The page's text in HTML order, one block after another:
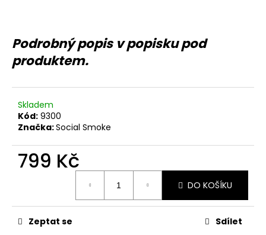
Podrobný popis v popisku pod
produktem.
Skladem
Kód: 9300
Značka:Social Smoke
799 Kč
DO KOŠÍKU
Zeptat se Sdílet
č
u
j
e